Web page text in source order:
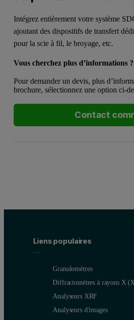
Intégrez entièrement votre système
ajoutant des dispositifs de transfert
pour la scie à fil, le broyage, etc.
Vous cherchez plus d’informations ?
Pour demander un devis, plus
brochure, sélectionnez une option ci-
Contact
Liens populaires
Granulomètres
Diffractomètres à rayons X
Analyseurs XRF
Analyseurs d'images